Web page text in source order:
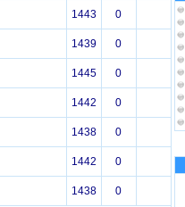
1443
0
1439
0
1445
0
1442
0
1438
0
1442
0
1438 0